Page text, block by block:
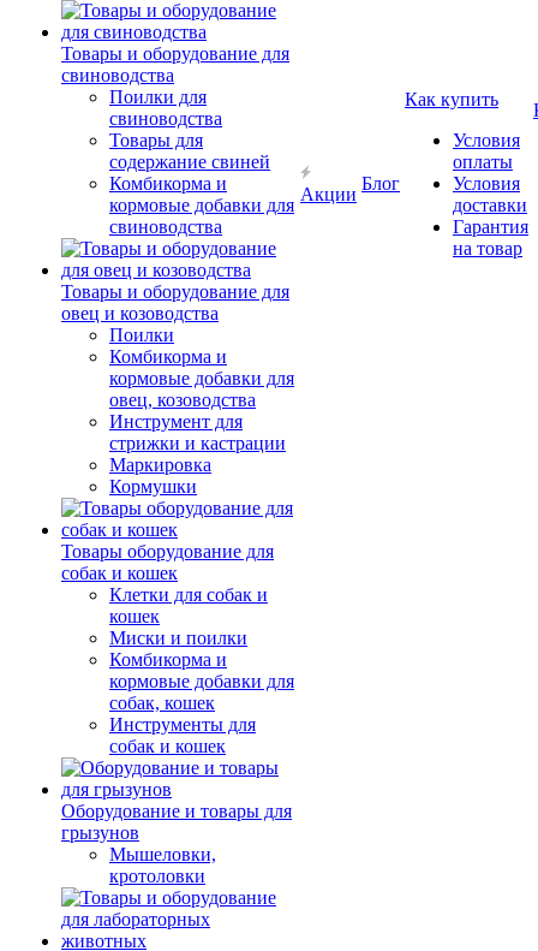
Товары и оборудование для
свиноводства
Поилки для
свиноводства
Товары для
содержание свиней
Комбикорма и
кормовые добавки для
свиноводства
Товары и оборудование для
овец и козоводства
Поилки
Комбикорма и
кормовые добавки для
овец, козоводства
Инструмент для
стрижки и кастрации
Маркировка
Кормушки
Товары оборудование для
собак и кошек
Клетки для собак и
кошек
Миски и поилки
Комбикорма и
кормовые добавки для
собак, кошек
Инструменты для
собак и кошек
Оборудование и товары для
грызунов
Мышеловки,
кротоловки
Акции
Блог
Как купить
Условия
оплаты
Условия
доставки
Гарантия
на товар